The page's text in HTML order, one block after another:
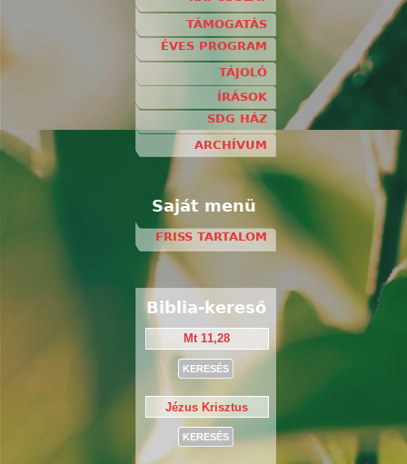
TÁMOGATÁS
ÉVES PROGRAM
TÁJOLÓ
ÍRÁSOK
SDG HÁZ
ARCHÍVUM
Saját menü
FRISS TARTALOM
Biblia-kereső